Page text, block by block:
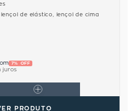
de elástico, lençol de cima
7% OFF
juros
PRODUTO